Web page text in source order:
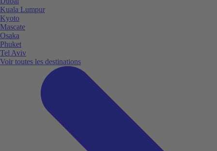
Kuala Lumpur
Kyoto
Mascate
Osaka
Phuket
Tel Aviv
Voir toutes les destinations